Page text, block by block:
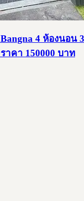
4 ห้องนอน
าคา 150000 บาท